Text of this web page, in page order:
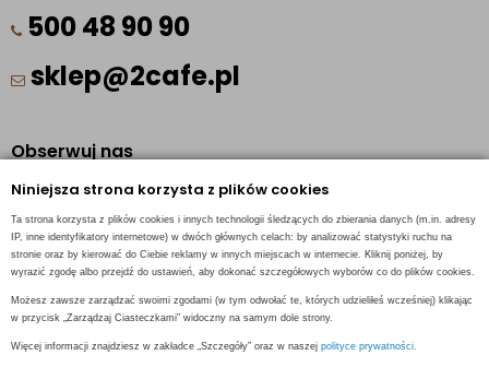
Niniejsza strona korzysta z plików cookies
Ta strona korzysta z plików cookies i innych technologii śledzących do zbierania danych (m.in. adresy
IP, inne identyfikatory internetowe) w dwóch głównych celach: by analizować statystyki ruchu na
stronie oraz by kierować do Ciebie reklamy w innych miejscach w internecie. Kliknij poniżej, by
wyrazić zgodę albo przejdź do ustawień, aby dokonać szczegółowych wyborów co do plików cookies.
Możesz zawsze zarządzać swoimi zgodami (w tym odwołać te, których udzieliłeś wcześniej) klikając
w przycisk „Zarządzaj Ciasteczkami” widoczny na samym dole strony.
Więcej informacji znajdziesz w zakładce „Szczegóły” oraz w naszej polityce prywatności.
500 48 90 90
sklep@2cafe.pl
Obserwuj nas
Facebook
Pinterest
Instagram